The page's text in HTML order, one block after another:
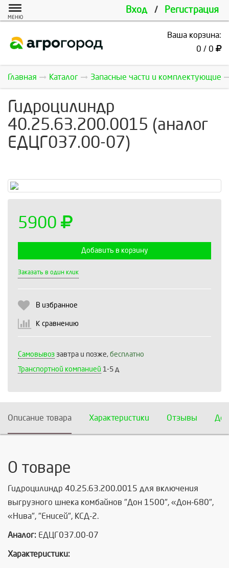
Вход / Регистрация
МЕНЮ
Ваша корзина:
0 / 0
Главная Каталог Запасные части и комплектующие
Гидроцилиндр
40.25.63.200.0015 (аналог
ЕДЦГ037.00-07)
5900
Добавить в корзину
Заказать в один клик
В избранное
К сравнению
Самовывоз завтра и позже, бесплатно
Транспортной компанией 1-5 д
Описание товара Характеристики Отзывы
О товаре
Гидроцилиндр 40.25.63.200.0015 для включения
выгрузного шнека комбайнов "Дон 1500", «Дон-680",
«Нива", "Енисей", КСД-2.
Аналог: ЕДЦГ037.00-07
Характеристики: